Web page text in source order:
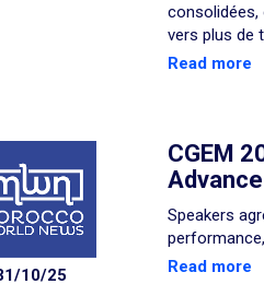
consolidées,
vers plus de
Read more
CGEM
Speakers
Read more
10/25